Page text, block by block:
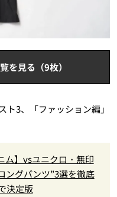
を見る（9枚）
3、「ファッション編」
ム】vsユニクロ・無印
ングパンツ”3選を徹底
決定版